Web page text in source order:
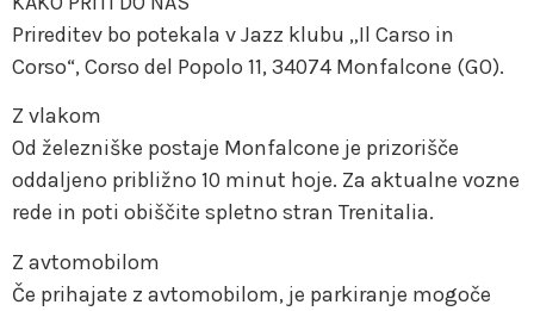
Prireditev bo potekala v Jazz klubu „Il Carso in
Corso“, Corso del Popolo 11, 34074 Monfalcone (GO).
Z vlakom
Od železniške postaje Monfalcone je prizorišče
oddaljeno približno 10 minut hoje. Za aktualne vozne
rede in poti obiščite spletno stran Trenitalia.
Z avtomobilom
Če prihajate z avtomobilom, je parkiranje mogoče